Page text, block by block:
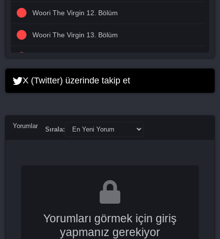
Woori The Virgin 12. Bölüm
Woori The Virgin 13. Bölüm
X (Twitter) üzerinde takip et
Yorumlar Sırala:
Yorumları görmek için giriş
yapmanız gerekiyor